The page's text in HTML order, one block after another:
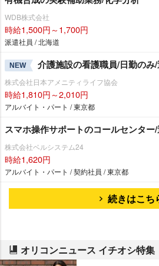
WDB株式会社
時給1,500円～1,700円
派遣社員 / 北海道
NEW 介護施設の看護職員/日勤の
株式会社日本アメニティライフ協会
時給1,810円～2,010円
アルバイト・パート / 東京都
スマホ操作サポートのコールセンタ
株式会社ベルシステム24
時給1,620円
アルバイト・パート / 契約社員 / 東京都
続きはこち
オリコンニュース イチオシ特集